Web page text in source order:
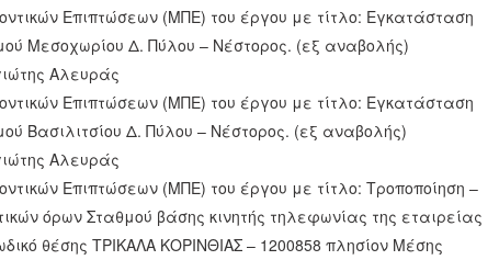
Επιπτώσεων (ΜΠΕ) του έργου με τίτλο: Εγκατάσταση
Μεσοχωρίου Δ. Πύλου – Νέστορος. (εξ αναβολής)
Αλευράς
Επιπτώσεων (ΜΠΕ) του έργου με τίτλο: Εγκατάσταση
Βασιλιτσίου Δ. Πύλου – Νέστορος. (εξ αναβολής)
Αλευράς
Επιπτώσεων (ΜΠΕ) του έργου με τίτλο: Τροποποίηση –
όρων Σταθμού βάσης κινητής τηλεφωνίας της εταιρείας
θέσης ΤΡΙΚΑΛΑ ΚΟΡΙΝΘΙΑΣ – 1200858 πλησίον Μέσης